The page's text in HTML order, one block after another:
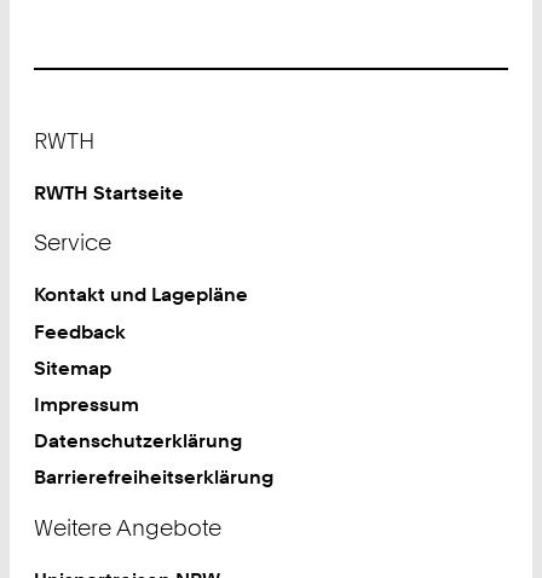
RWTH
RWTH Startseite
Service
Kontakt und Lagepläne
Feedback
Sitemap
Impressum
Datenschutzerklärung
Barrierefreiheitserklärung
Weitere Angebote